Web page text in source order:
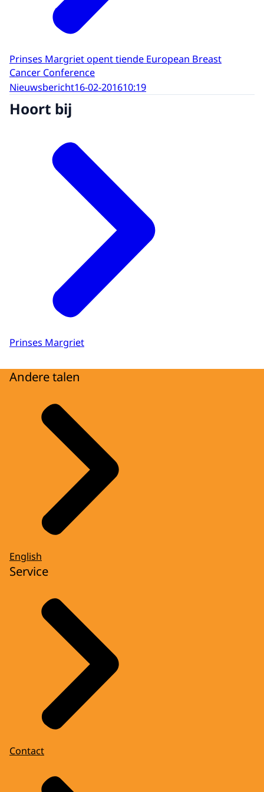
Prinses Margriet opent tiende European Breast
Cancer Conference
Nieuwsbericht16-02-201610:19
Hoort bij
Prinses Margriet
Andere talen
English
Service
Contact